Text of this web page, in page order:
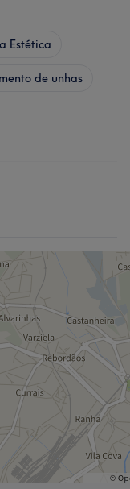
Estética
de unhas